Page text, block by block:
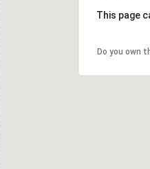
This page
Do you own